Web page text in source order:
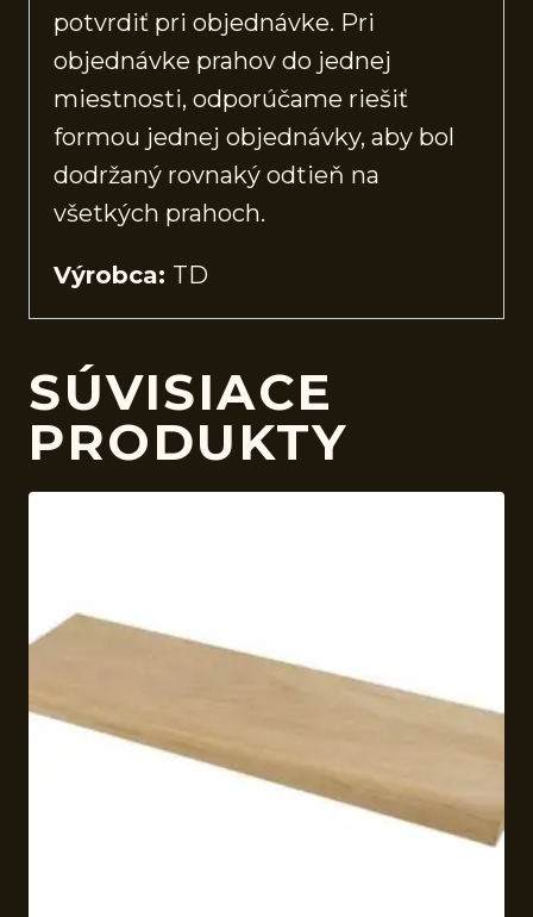
potvrdiť pri objednávke. Pri
objednávke prahov do jednej
miestnosti, odporúčame riešiť
formou jednej objednávky, aby bol
dodržaný rovnaký odtieň na
všetkých prahoch.
Výrobca: TD
SÚVISIACE
PRODUKTY